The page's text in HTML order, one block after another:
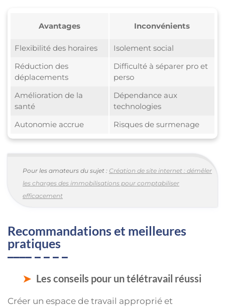
Avantages Inconvénients
Flexibilité des horaires
Isolement social
Réduction des
déplacements
Difficulté à séparer pro et
perso
Amélioration de la
santé
Dépendance aux
technologies
Autonomie accrue
Risques de surmenage
Pour les amateurs du sujet : Création de site internet : démêler
les charges des immobilisations pour comptabiliser
efficacement
Recommandations et meilleures
pratiques
Les conseils pour un télétravail réussi
Créer un espace de travail approprié et